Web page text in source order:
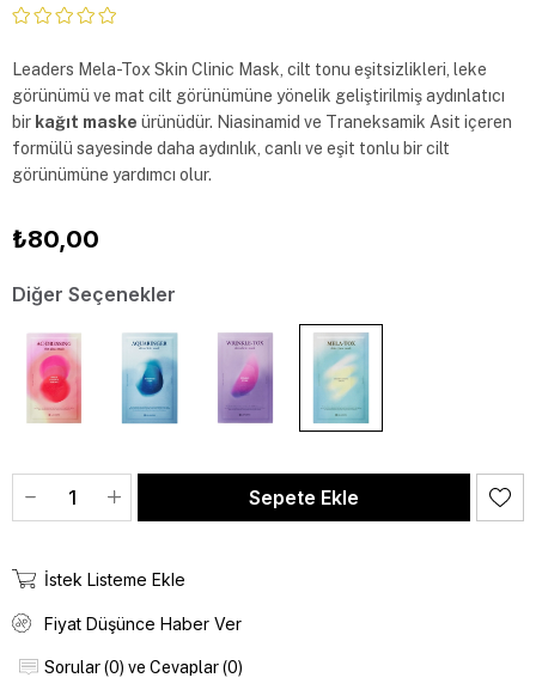
Leaders Mela-Tox Skin Clinic Mask, cilt tonu eşitsizlikleri, leke
görünümü ve mat cilt görünümüne yönelik geliştirilmiş aydınlatıcı
bir kağıt maske ürünüdür. Niasinamid ve Traneksamik Asit içeren
formülü sayesinde daha aydınlık, canlı ve eşit tonlu bir cilt
görünümüne yardımcı olur.
₺80,00
Diğer Seçenekler
İstek Listeme Ekle
Fiyat Düşünce Haber Ver
Sorular (0) ve Cevaplar (0)